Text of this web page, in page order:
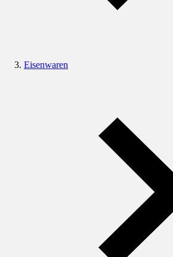
Eisenwaren